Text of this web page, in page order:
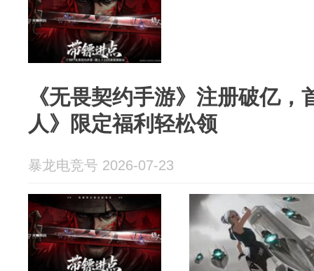
《无畏契约手游》注册破亿，
人》限定福利轻松领
暴龙电竞号 2026-07-23